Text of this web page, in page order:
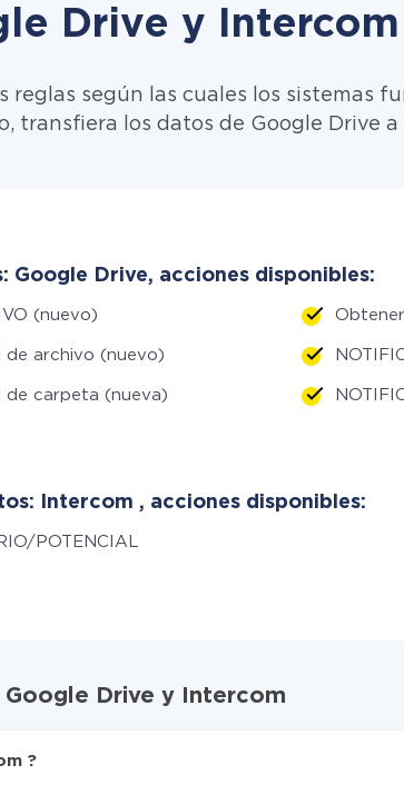
Drive y Intercom
reglas según las cuales los sistemas
transfiera los datos de Google Drive a
Google Drive, acciones disponibles:
(nuevo)
de archivo (nuevo)
de carpeta (nueva)
Intercom , acciones disponibles:
POTENCIAL
Google Drive y Intercom
?